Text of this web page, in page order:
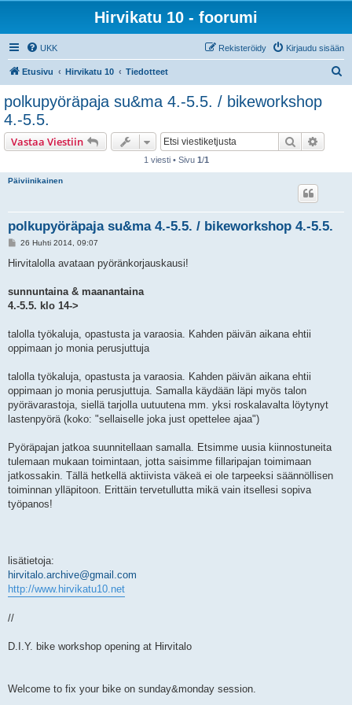
Hirvikatu 10 - foorumi
UKK Kirjaudu sisään
Rekisteröidy
Etusivu Hirvikatu 10 Tiedotteet
polkupyöräpaja su&ma 4.-5.5. / bikeworkshop
4.-5.5.
Vastaa Viestiin Etsi
1 viesti • Sivu 1/1
Päiviinikainen
polkupyöräpaja su&ma 4.-5.5. / bikeworkshop 4.-5.5.
V
e
i
26 Huhti 2014, 09:07
Hirvitalolla avataan pyöränkorjauskausi!
sunnuntaina & maanantaina
4.-5.5. klo 14->
talolla työkaluja, opastusta ja varaosia. Kahden päivän aikana ehtii
oppimaan jo monia perusjuttuja
talolla työkaluja, opastusta ja varaosia. Kahden päivän aikana ehtii
oppimaan jo monia perusjuttuja. Samalla käydään läpi myös talon
pyörävarastoja, siellä tarjolla uutuutena mm. yksi roskalavalta löytynyt
lastenpyörä (koko: "sellaiselle joka just opettelee ajaa")
Pyöräpajan jatkoa suunnitellaan samalla. Etsimme uusia kiinnostuneita
tulemaan mukaan toimintaan, jotta saisimme fillaripajan toimimaan
jatkossakin. Tällä hetkellä aktiivista väkeä ei ole tarpeeksi säännöllisen
toiminnan ylläpitoon. Erittäin tervetullutta mikä vain itsellesi sopiva
työpanos!
lisätietoja:
hirvitalo.archive@gmail.com
http://www.hirvikatu10.net
//
D.I.Y. bike workshop opening at Hirvitalo
Welcome to fix your bike on sunday&monday session.